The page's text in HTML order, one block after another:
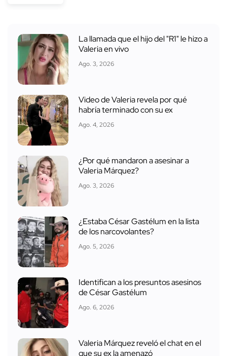
La llamada que el hijo del "R1" le hizo a
Valeria en vivo
Ago. 3, 2026
Video de Valeria revela por qué
habría terminado con su ex
Ago. 4, 2026
¿Por qué mandaron a asesinar a
Valeria Márquez?
Ago. 3, 2026
¿Estaba César Gastélum en la lista
de los narcovolantes?
Ago. 5, 2026
Identifican a los presuntos asesinos
de César Gastélum
Ago. 6, 2026
Valeria Márquez reveló el chat en el
que su ex la amenazó